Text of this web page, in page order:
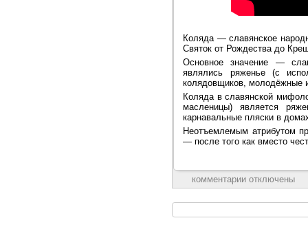
Коляда — славянское
Святок от Рождества до
Основное значение —
являлись ряженье (с
колядовщиков, молодёжные
Коляда в славянской
масленицы) является
карнавальные пляски в
Неотъемлемым атрибутом
— после того как вместо
комментарии отключены